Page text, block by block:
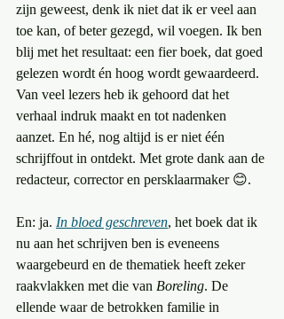
zijn geweest, denk ik niet dat ik er veel aan
toe kan, of beter gezegd, wil voegen. Ik ben
blij met het resultaat: een fier boek, dat goed
gelezen wordt én hoog wordt gewaardeerd.
Van veel lezers heb ik gehoord dat het
verhaal indruk maakt en tot nadenken
aanzet. En hé, nog altijd is er niet één
schrijffout in ontdekt. Met grote dank aan de
redacteur, corrector en persklaarmaker 😊.
En: ja. In bloed geschreven, het boek dat ik
nu aan het schrijven ben is eveneens
waargebeurd en de thematiek heeft zeker
raakvlakken met die van Boreling. De
ellende waar de betrokken familie in